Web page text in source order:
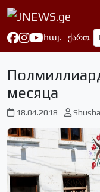
հայ. ქართ.
месяца
18.04.2018